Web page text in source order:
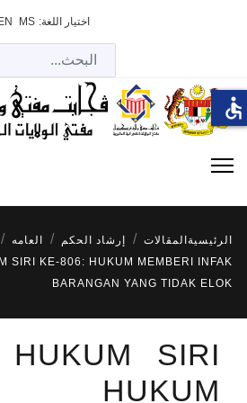
اختيار اللغة: MS
EN
الرئيسية المقالات إرشاد الحكم
العامه
SIRI KE-806: HUKUM MEMBERI INFAK
BARANGAN YANG TIDAK ELOK
HUKUM SIRI
HUKUM
accessible